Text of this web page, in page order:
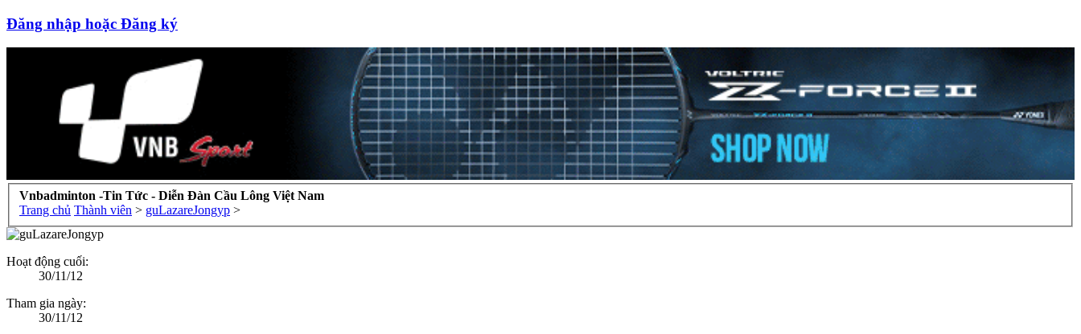
Đăng nhập hoặc Đăng ký
Vnbadminton -Tin Tức - Diễn Đàn Cầu Lông Việt Nam
Trang chủ Thành viên > guLazareJongyp >
Hoạt động cuối:
30/11/12
Tham gia ngày:
30/11/12